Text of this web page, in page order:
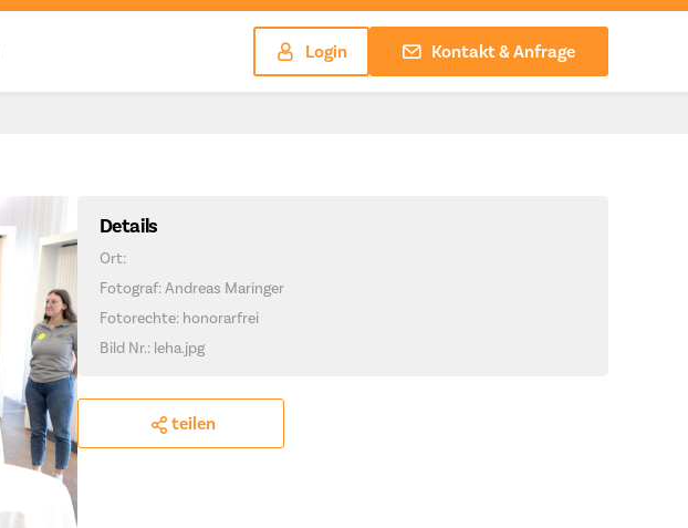
Login Kontakt & Anfrage
Details
Ort:
Fotograf: Andreas Maringer
Fotorechte: honorarfrei
Bild Nr.: leha.jpg
teilen